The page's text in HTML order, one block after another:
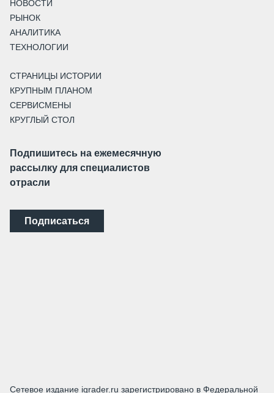
НОВОСТИ
РЫНОК
АНАЛИТИКА
ТЕХНОЛОГИИ
СТРАНИЦЫ ИСТОРИИ
КРУПНЫМ ПЛАНОМ
СЕРВИСМЕНЫ
КРУГЛЫЙ СТОЛ
Подпишитесь на ежемесячную
рассылку для специалистов
отрасли
Подписаться
Сетевое издание igrader.ru зарегистрировано в Федеральной